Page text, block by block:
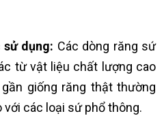
dụng: Các dòng răng sứ
từ vật liệu chất lượng cao
giống răng thật thường
với các loại sứ phổ thông.